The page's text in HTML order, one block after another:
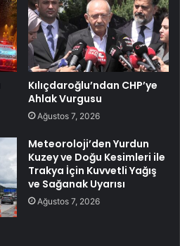
Kılıçdaroğlu’ndan CHP’ye
Ahlak Vurgusu
Ağustos 7, 2026
Meteoroloji’den Yurdun
Kuzey ve Doğu Kesimleri ile
Trakya İçin Kuvvetli Yağış
ve Sağanak Uyarısı
Ağustos 7, 2026